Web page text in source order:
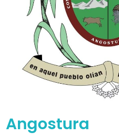
Angostura